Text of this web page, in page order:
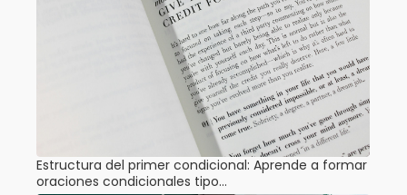
Estructura del primer condicional: Aprende a formar
oraciones condicionales tipo…